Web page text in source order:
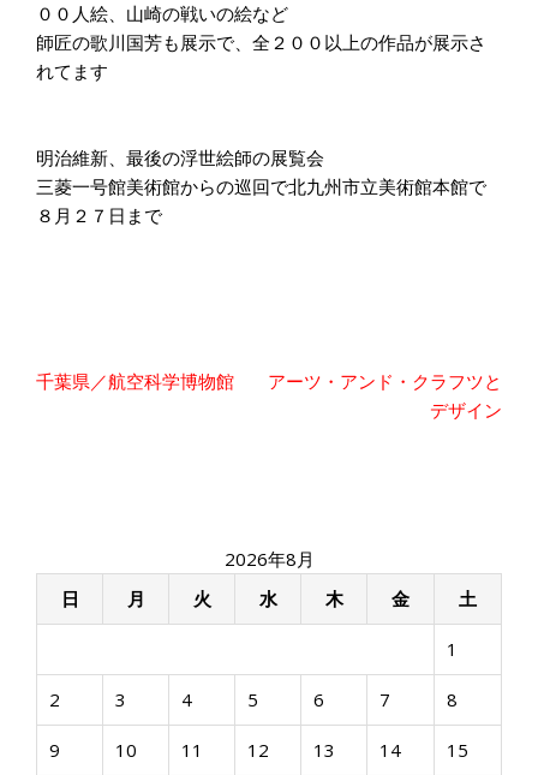
００人絵、山崎の戦いの絵など
師匠の歌川国芳も展示で、全２００以上の作品が展示さ
れてます
明治維新、最後の浮世絵師の展覧会
三菱一号館美術館からの巡回で北九州市立美術館本館で
８月２７日まで
投千葉県／航空科学博物館
アーツ・アンド・クラフツと
デザイン
2026年8月
日
月 火 水 木 金 土
1
2 3 4 5 6 7 8
9 10 11 12 13 14 15